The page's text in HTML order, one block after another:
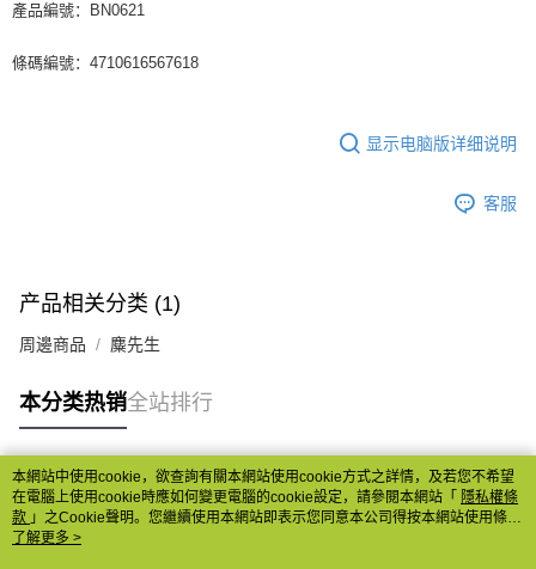
產品編號：BN0621
條碼編號：4710616567618
显示电脑版详细说明
客服
产品相关分类 (1)
周邊商品 麋先生
本分类热销全站排行
热门标签
本網站中使用cookie，欲查詢有關本網站使用cookie方式之詳情，及若您不希望
在電腦上使用cookie時應如何變更電腦的cookie設定，請參閱本網站「 隱私權條
款 」之Cookie聲明。您繼續使用本網站即表示您同意本公司得按本網站使用條款
之Cookie聲明使用cookie。
了解更多 >